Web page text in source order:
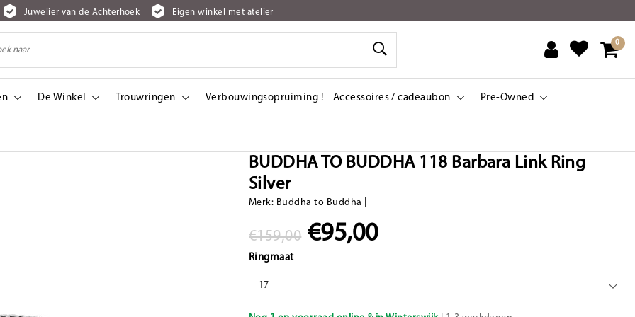
Juwelier van de Achterhoek Eigen winkel met atelier
0
De Winkel Trouwringen Verbouwingsopruiming ! Accessoires / cadeaubon Pre-Owned
BUDDHA TO BUDDHA 118 Barbara Link Ring
Silver
Merk: Buddha to Buddha
€159,00 €95,00
Ringmaat
17